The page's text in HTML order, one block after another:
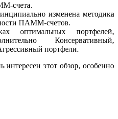
счета.
изменена методика
ПАММ-счетов.
оптимальных портфелей,
Консервативный,
портфели.
интересен этот обзор, особенно